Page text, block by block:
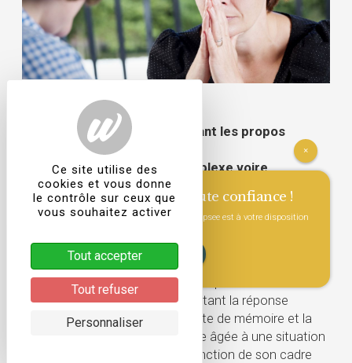
Comment se comporter devant les propos
étranges d’un proche ?
L'entourage est toujours perplexe voire
désemparé face aux propos délirants d'un
proche.
Explications...
C’est une question fréquente à laquelle il est difficile
de répondre de façon univoque tant la réponse
dépend de l’interlocuteur. La perte de mémoire et la
dépendance expose la personne âgée à une situation
inconnue et angoissante. En fonction de son cadre
×
Consultez un psy en toute confiance !
L'équipe de psychologues cliniciens Wepsee est à votre disposition
VOIR LES DISPONIBILITÉS
Ce site utilise des
cookies et vous donne
le contrôle sur ceux que
vous souhaitez activer
Tout accepter
Tout refuser
Personnaliser